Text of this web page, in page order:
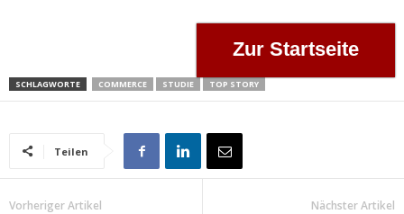
Zur Startseite
SCHLAGWORTE COMMERCE STUDIE TOP STORY
Teilen
Vorheriger Artikel Nächster Artikel